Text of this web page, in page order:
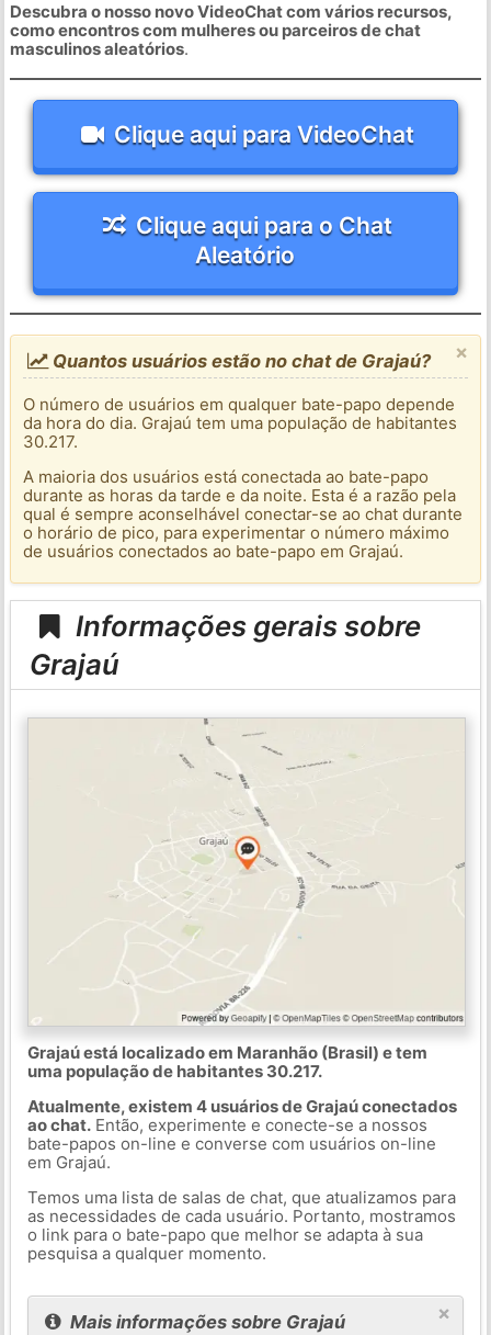
Descubra o nosso novo VideoChat com vários recursos,
como encontros com mulheres ou parceiros de chat
masculinos aleatórios.
Clique aqui para VideoChat
Clique aqui para o Chat
Aleatório
×
Quantos usuários estão no chat de Grajaú?
O número de usuários em qualquer bate-papo depende
da hora do dia. Grajaú tem uma população de habitantes
30.217.
A maioria dos usuários está conectada ao bate-papo
durante as horas da tarde e da noite. Esta é a razão pela
qual é sempre aconselhável conectar-se ao chat durante
o horário de pico, para experimentar o número máximo
de usuários conectados ao bate-papo em Grajaú.
Informações gerais sobre
Grajaú
Grajaú está localizado em Maranhão (Brasil) e tem
uma população de habitantes 30.217.
Atualmente, existem 4 usuários de Grajaú conectados
ao chat.Então, experimente e conecte-se a nossos
bate-papos on-line e converse com usuários on-line
em Grajaú.
Temos uma lista de salas de chat, que atualizamos para
as necessidades de cada usuário. Portanto, mostramos
o link para o bate-papo que melhor se adapta à sua
pesquisa a qualquer momento.
×
Mais informações sobre Grajaú